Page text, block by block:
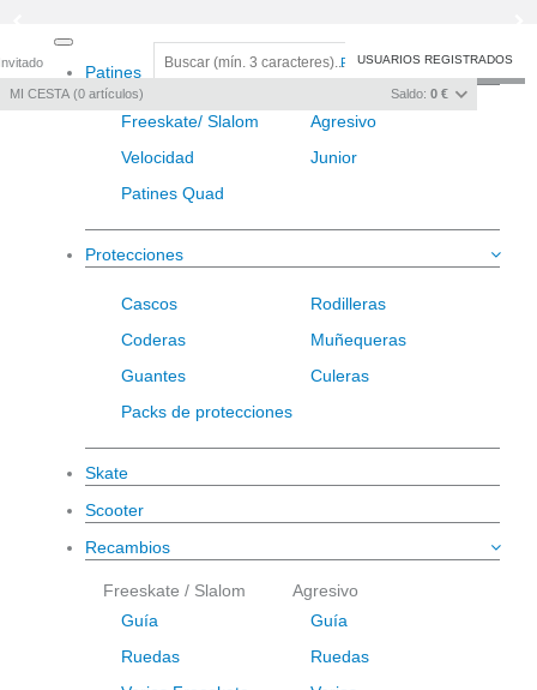
Registro/Iniciar sesión
MI CESTA 0 artículos Saldo: 0 €
USUARIOS REGISTRADOS
navigation
Patines
Freeskate/ Slalom
Agresivo
Velocidad
Junior
Patines Quad
Protecciones
Cascos
Rodilleras
Coderas
Muñequeras
Guantes
Culeras
Packs de protecciones
Skate
Scooter
Recambios
Freeskate / Slalom
Guía
Ruedas
Agresivo
Guía
Ruedas